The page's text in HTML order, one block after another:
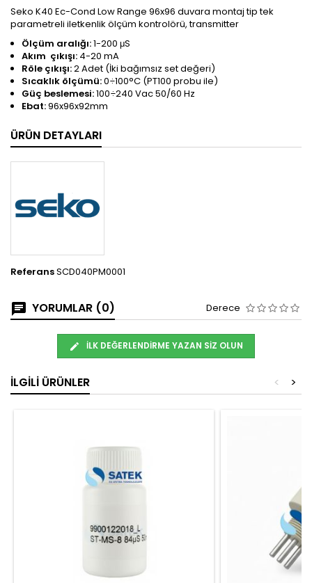
Seko K40 Ec-Cond Low Range 96x96 duvara montaj tip tek
parametreli iletkenlik ölçüm kontrolörü, transmitter
Ölçüm aralığı:1-200 μS
Akım çıkışı: 4-20 mA
Röle çıkışı:2 Adet (İki bağımsız set değeri)
Sıcaklık ölçümü:0÷100°C (PT100 probu ile)
Güç beslemesi:100÷240 Vac 50/60 Hz
Ebat:96x96x92mm
ÜRÜN DETAYLARI
ReferansSCD040PM0001
YORUMLAR (0) Derece
İLK DEĞERLENDIRME YAZAN SIZ OLUN
İLGILI ÜRÜNLER >
<